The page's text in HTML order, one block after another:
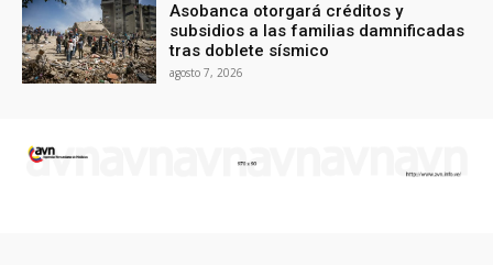
Asobanca otorgará créditos y
subsidios a las familias damnificadas
tras doblete sísmico
agosto 7, 2026